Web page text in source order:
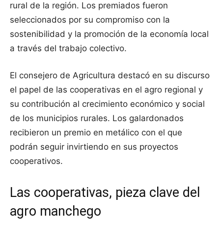
rural de la región. Los premiados fueron
seleccionados por su compromiso con la
sostenibilidad y la promoción de la economía local
a través del trabajo colectivo.
El consejero de Agricultura destacó en su discurso
el papel de las cooperativas en el agro regional y
su contribución al crecimiento económico y social
de los municipios rurales. Los galardonados
recibieron un premio en metálico con el que
podrán seguir invirtiendo en sus proyectos
cooperativos.
Las cooperativas, pieza clave del
agro manchego